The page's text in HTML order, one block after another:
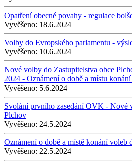
Opatření obecné povahy - regulace
Vyvěšeno: 18.6.2024
Volby do Evropského parlamentu -
Vyvěšeno: 10.6.2024
Nové volby do Zastupitelstva obce
2024 - Oznámení o době a místu
Vyvěšeno: 5.6.2024
Svolání prvního zasedání OVK - Nové
Plchov
Vyvěšeno: 24.5.2024
Oznámení o době a místě konání voleb
Vyvěšeno: 22.5.2024